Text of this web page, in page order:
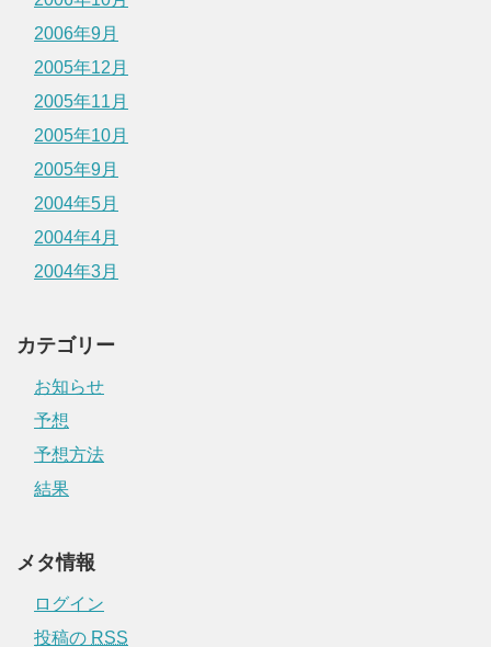
2006年9月
2005年12月
2005年11月
2005年10月
2005年9月
2004年5月
2004年4月
2004年3月
カテゴリー
お知らせ
予想
予想方法
結果
メタ情報
ログイン
投稿の RSS